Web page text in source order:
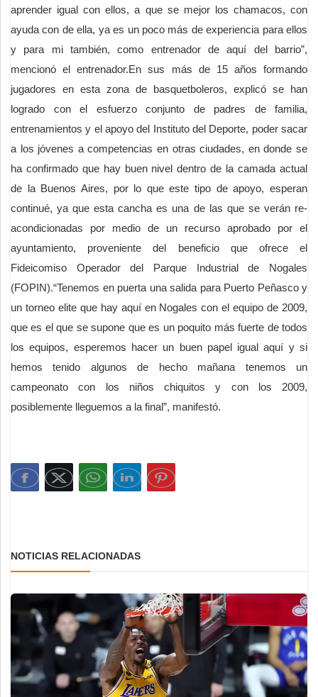
aprender igual con ellos, a que se mejor los chamacos, con
ayuda con de ella, ya es un poco más de experiencia para ellos
y para mi también, como entrenador de aquí del barrio”,
mencionó el entrenador.En sus más de 15 años formando
jugadores en esta zona de basquetboleros, explicó se han
logrado con el esfuerzo conjunto de padres de familia,
entrenamientos y el apoyo del Instituto del Deporte, poder sacar
a los jóvenes a competencias en otras ciudades, en donde se
ha confirmado que hay buen nivel dentro de la camada actual
de la Buenos Aires, por lo que este tipo de apoyo, esperan
continué, ya que esta cancha es una de las que se verán re-
acondicionadas por medio de un recurso aprobado por el
ayuntamiento, proveniente del beneficio que ofrece el
Fideicomiso Operador del Parque Industrial de Nogales
(FOPIN).“Tenemos en puerta una salida para Puerto Peñasco y
un torneo elite que hay aquí en Nogales con el equipo de 2009,
que es el que se supone que es un poquito más fuerte de todos
los equipos, esperemos hacer un buen papel igual aquí y si
hemos tenido algunos de hecho mañana tenemos un
campeonato con los niños chiquitos y con los 2009,
posiblemente lleguemos a la final”, manifestó.
NOTICIAS RELACIONADAS